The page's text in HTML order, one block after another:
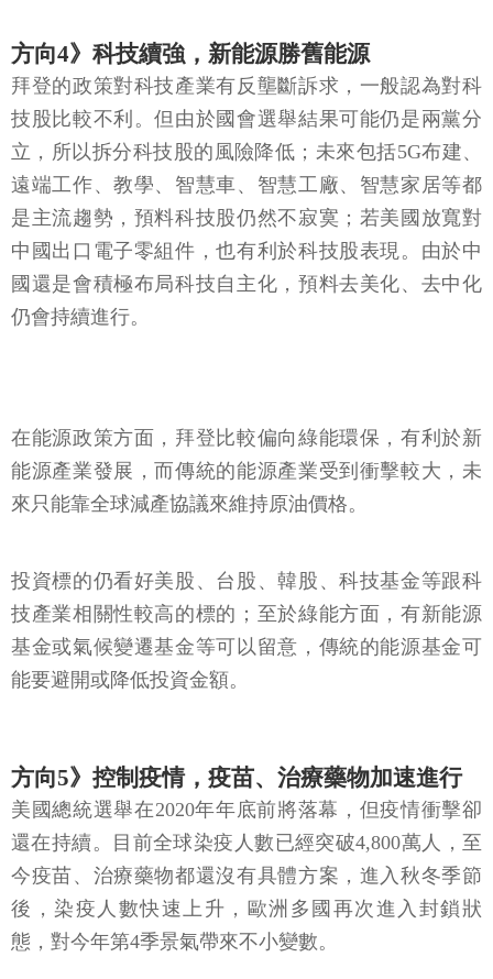
方向4》科技續強，新能源勝舊能源
拜登的政策對科技產業有反壟斷訴求，一般認為對科
技股比較不利。但由於國會選舉結果可能仍是兩黨分
立，所以拆分科技股的風險降低；未來包括5G布建、
遠端工作、教學、智慧車、智慧工廠、智慧家居等都
是主流趨勢，預料科技股仍然不寂寞；若美國放寬對
中國出口電子零組件，也有利於科技股表現。由於中
國還是會積極布局科技自主化，預料去美化、去中化
仍會持續進行。
在能源政策方面，拜登比較偏向綠能環保，有利於新
能源產業發展，而傳統的能源產業受到衝擊較大，未
來只能靠全球減產協議來維持原油價格。
投資標的仍看好美股、台股、韓股、科技基金等跟科
技產業相關性較高的標的；至於綠能方面，有新能源
基金或氣候變遷基金等可以留意，傳統的能源基金可
能要避開或降低投資金額。
方向5》控制疫情，疫苗、治療藥物加速進行
美國總統選舉在2020年年底前將落幕，但疫情衝擊卻
還在持續。目前全球染疫人數已經突破4,800萬人，至
今疫苗、治療藥物都還沒有具體方案，進入秋冬季節
後，染疫人數快速上升，歐洲多國再次進入封鎖狀
態，對今年第4季景氣帶來不小變數。